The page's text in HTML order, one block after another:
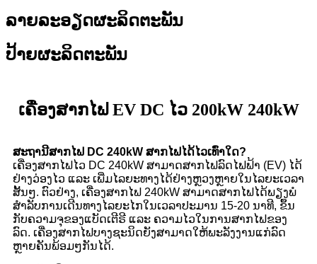
ລາຍລະອຽດຜະລິດຕະພັນ
ປ້າຍຜະລິດຕະພັນ
ເຄື່ອງສາກໄຟ EV DC ໄວ 200kW 240kW
ສະຖານີສາກໄຟ DC 240kW ສາກໄຟໄດ້ໄວເທົ່າໃດ?
ເຄື່ອງສາກໄຟໄວ DC 240kW ສາມາດສາກໄຟລົດໄຟຟ້າ (EV) ໄດ້
ຢ່າງວ່ອງໄວ ແລະ ເພີ່ມໄລຍະທາງໄດ້ຢ່າງຫຼວງຫຼາຍໃນໄລຍະເວລາ
ສັ້ນໆ. ຕົວຢ່າງ, ເຄື່ອງສາກໄຟ 240kW ສາມາດສາກໄຟໄດ້ພຽງພໍ
ສຳລັບການເດີນທາງໄລຍະໄກໃນເວລາປະມານ 15-20 ນາທີ, ຂຶ້ນ
ກັບຄວາມຈຸຂອງແບັດເຕີຣີ ແລະ ຄວາມໄວໃນການສາກໄຟຂອງ
ລົດ. ເຄື່ອງສາກໄຟບາງຊະນິດຍັງສາມາດໃຫ້ພະລັງງານແກ່ລົດ
ຫຼາຍຄັນພ້ອມໆກັນໄດ້.